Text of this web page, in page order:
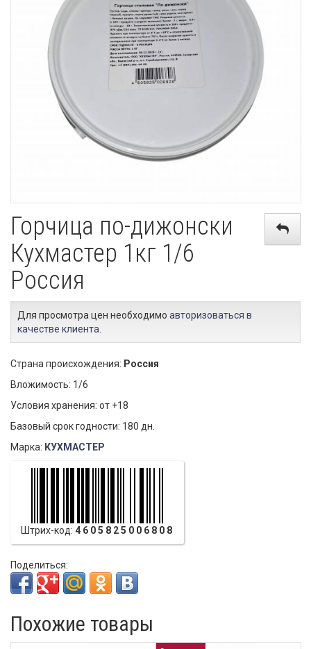
Горчица по-дижонски
Кухмастер 1кг 1/6
Россия
Для просмотра цен необходимо авторизоваться в
качестве клиента
Страна происхождения: Россия
Вложимость: 1/6
Условия хранения: от +18
Базовый срок годности: 180 дн.
Марка: КУХМАСТЕР
Штрих-код: 4605825006808
Поделиться:
Похожие товары